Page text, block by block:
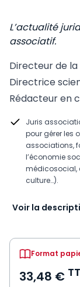
L’actualité
associatif.
Directeur de
Directrice
Rédacteur en
Juris
pour gérer les
associations,
l’économie
médicosocial,
culture…).
Voir la
Format
33,48 €